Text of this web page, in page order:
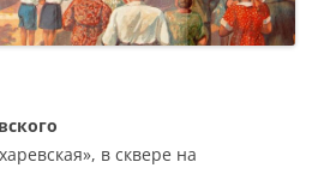
в сквере на